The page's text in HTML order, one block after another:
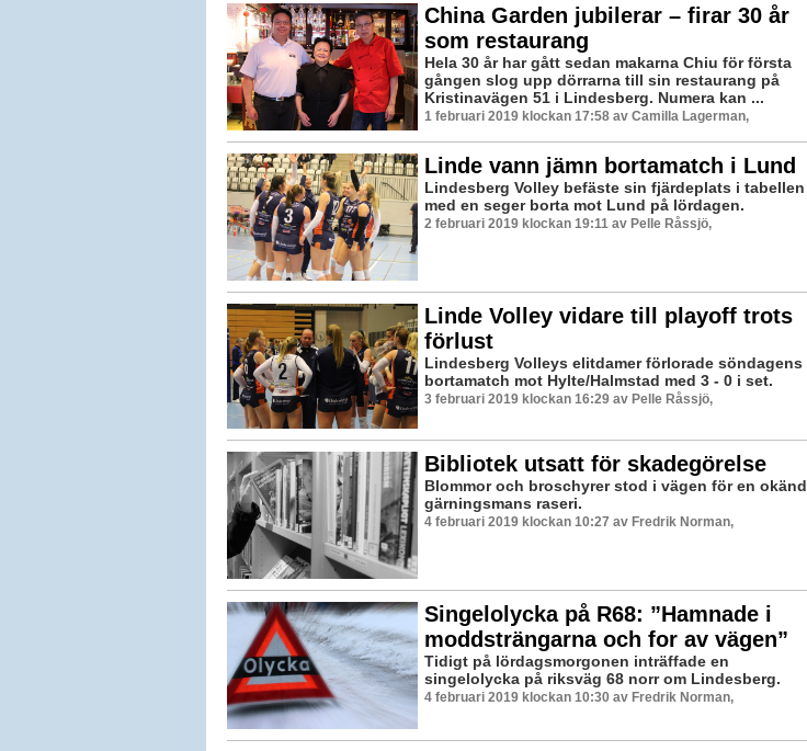
China Garden jubilerar – firar 30 år
som restaurang
Hela 30 år har gått sedan makarna Chiu för första
gången slog upp dörrarna till sin restaurang på
Kristinavägen 51 i Lindesberg. Numera kan ...
1 februari 2019 klockan 17:58 av Camilla Lagerman,
Linde vann jämn bortamatch i Lund
Lindesberg Volley befäste sin fjärdeplats i tabellen
med en seger borta mot Lund på lördagen.
2 februari 2019 klockan 19:11 av Pelle Råssjö,
Linde Volley vidare till playoff trots
förlust
Lindesberg Volleys elitdamer förlorade söndagens
bortamatch mot Hylte/Halmstad med 3 - 0 i set.
3 februari 2019 klockan 16:29 av Pelle Råssjö,
Bibliotek utsatt för skadegörelse
Blommor och broschyrer stod i vägen för en okänd
gärningsmans raseri.
4 februari 2019 klockan 10:27 av Fredrik Norman,
Singelolycka på R68: ”Hamnade i
moddsträngarna och for av vägen”
Tidigt på lördagsmorgonen inträffade en
singelolycka på riksväg 68 norr om Lindesberg.
4 februari 2019 klockan 10:30 av Fredrik Norman,